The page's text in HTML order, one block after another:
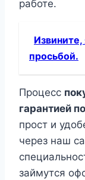
работе.
Извините,
просьбой.
Процесс
гарантией
прост и
через наш
займутся